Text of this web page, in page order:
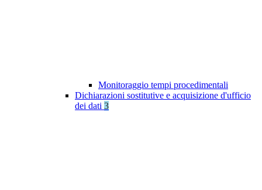
Monitoraggio tempi procedimentali
Dichiarazioni sostitutive e acquisizione d'ufficio
dei dati 3